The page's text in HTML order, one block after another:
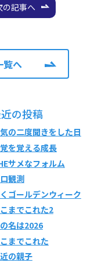
の記事へ
覧へ
の投稿
の二度聞きをした日
を覚える成長
サメなフォルム
観測
ゴールデンウィーク
までこれた2
名は2026
までこれた
の親子